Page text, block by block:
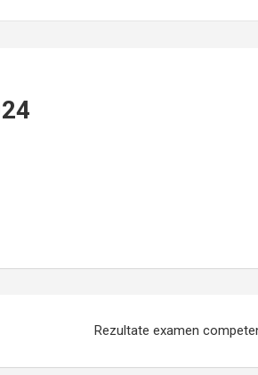
Rezultate examen